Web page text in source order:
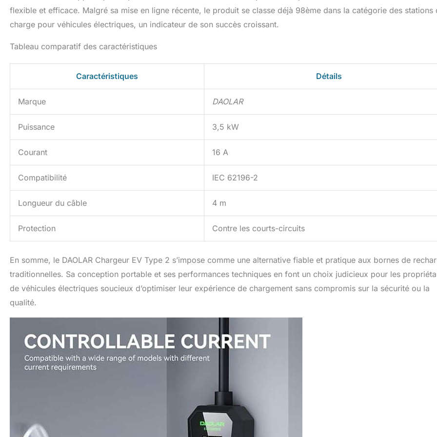
flexible et efficace. Malgré sa mise en ligne récente, le produit se classe déjà 98ème dans la catégorie des stations
charge pour véhicules électriques, un indicateur de son succès croissant.
Tableau comparatif des caractéristiques
Caractéristiques Détails
Marque DAOLAR
Puissance 3,5 kW
Courant 16 A
Compatibilité IEC 62196-2
Longueur du câble 4 m
Protection Contre les courts-circuits
En somme, le DAOLAR Chargeur EV Type 2 s’impose comme une alternative fiable et pratique aux bornes de
traditionnelles. Sa conception portable et ses performances techniques en font un choix judicieux pour les
de véhicules électriques soucieux d’optimiser leur expérience de chargement sans compromis sur la sécurité ou la
qualité.